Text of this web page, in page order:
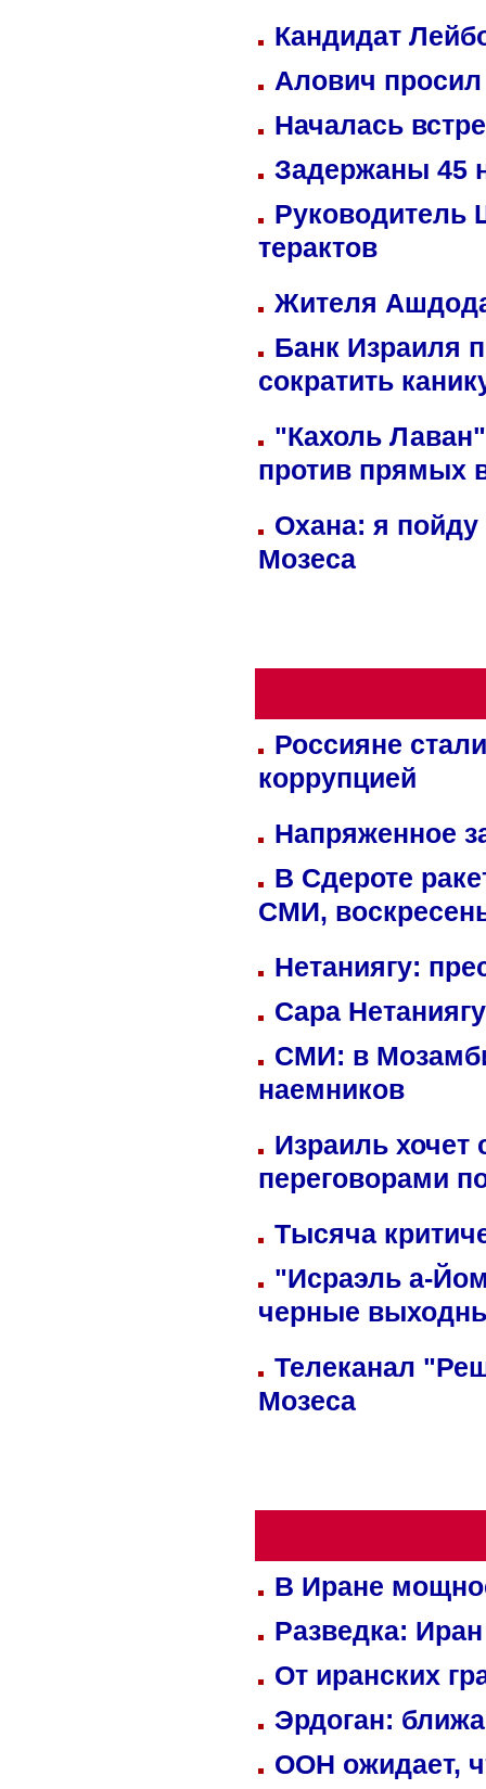
Кандидат
Алович просил
Началась
Задержаны 45
Руководитель
терактов
Жителя
Банк Израиля
сократить
"Кахоль
против прямых
Охана: я пойду
Мозеса
Россияне
коррупцией
Напряженное
В Сдероте
СМИ,
Нетаниягу:
Сара
СМИ: в
наемников
Израиль хочет
переговорами
Тысяча
"Исраэль а-
черные
Телеканал
Мозеса
В Иране
Разведка:
От иранских
Эрдоган:
ООН ожидает,